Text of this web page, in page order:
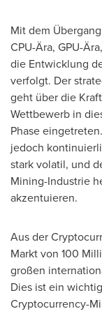
Mit dem
CPU-Ära, GPU-
die Entwicklung
verfolgt. Der
geht über die
Wettbewerb in
Phase
jedoch
stark volatil, und
Mining-Industrie
akzentuieren.
Aus der
Markt von 100
großen
Dies ist ein
Cryptocurrency-